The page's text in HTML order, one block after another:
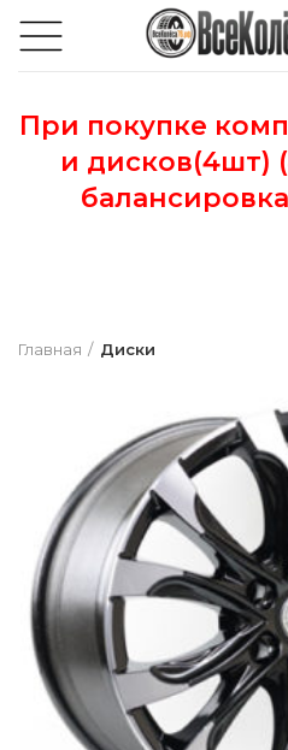
При покупке
и дисков(4шт)
Главная Диски